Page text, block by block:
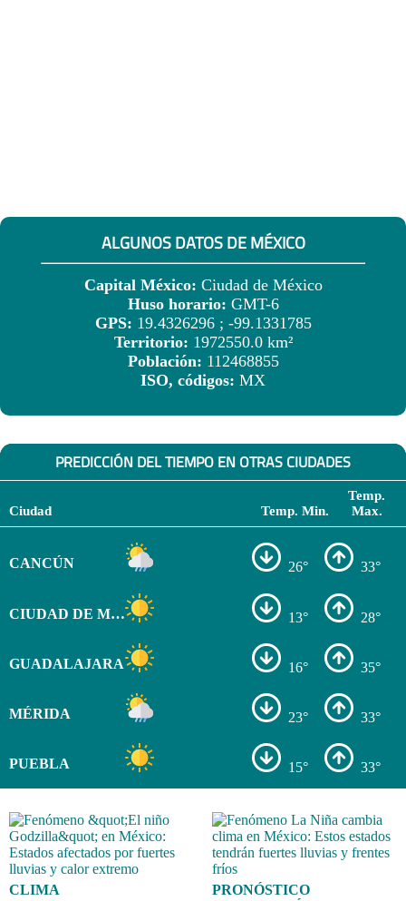
ALGUNOS DATOS DE MÉXICO
Capital México: Ciudad de México
Huso horario: GMT-6
GPS: 19.4326296 ; -99.1331785
Territorio: 1972550.0 km²
Población: 112468855
ISO, códigos: MX
PREDICCIÓN DEL TIEMPO EN OTRAS CIUDADES
Ciudad Temp. Min.
Temp.
Max.
CANCÚN 26° 33°
CIUDAD DE MÉXICO 13° 28°
GUADALAJARA 16° 35°
MÉRIDA 23° 33°
PUEBLA 15° 33°
CLIMA
PRONÓSTICO